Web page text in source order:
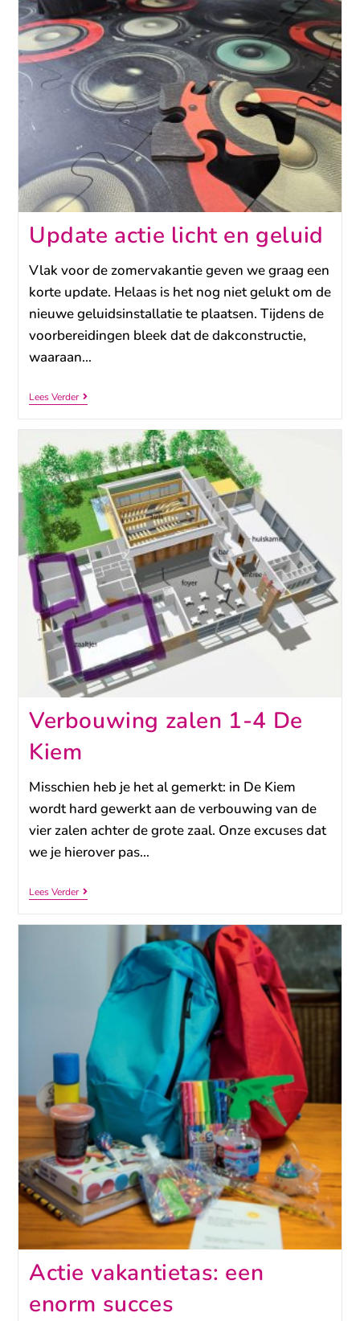
Update actie licht en geluid
Vlak voor de zomervakantie geven we graag een
korte update. Helaas is het nog niet gelukt om de
nieuwe geluidsinstallatie te plaatsen. Tijdens de
voorbereidingen bleek dat de dakconstructie,
waaraan…
Lees Verder
Verbouwing zalen 1-4 De
Kiem
Misschien heb je het al gemerkt: in De Kiem
wordt hard gewerkt aan de verbouwing van de
vier zalen achter de grote zaal. Onze excuses dat
we je hierover pas…
Lees Verder
Actie vakantietas: een
enorm succes